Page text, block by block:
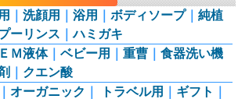
｜洗顔用 ｜浴用 ｜ボディソープ｜純植
ーリンス ｜ハミガキ
ＥＭ液体｜ベビー用 ｜重曹 ｜食器洗い機
クエン酸
オーガニック トラベル用 ギフト